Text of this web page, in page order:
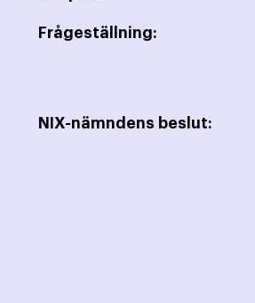
Frågeställning:
NIX-nämndens beslut: